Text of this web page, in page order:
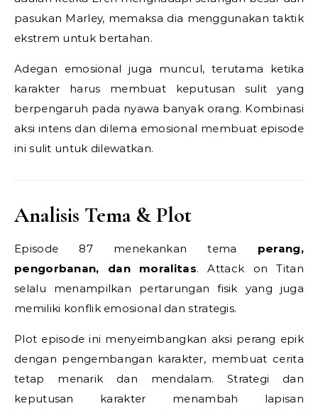
pasukan Marley, memaksa dia menggunakan taktik
ekstrem untuk bertahan.
Adegan emosional juga muncul, terutama ketika
karakter harus membuat keputusan sulit yang
berpengaruh pada nyawa banyak orang. Kombinasi
aksi intens dan dilema emosional membuat episode
ini sulit untuk dilewatkan.
Analisis Tema & Plot
Episode 87 menekankan tema perang,
pengorbanan, dan moralitas. Attack on Titan
selalu menampilkan pertarungan fisik yang juga
memiliki konflik emosional dan strategis.
Plot episode ini menyeimbangkan aksi perang epik
dengan pengembangan karakter, membuat cerita
tetap menarik dan mendalam. Strategi dan
keputusan karakter menambah lapisan